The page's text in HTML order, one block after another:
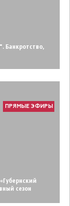
Банкротство,
ПРЯМЫЕ ЭФИРЫ
сезон